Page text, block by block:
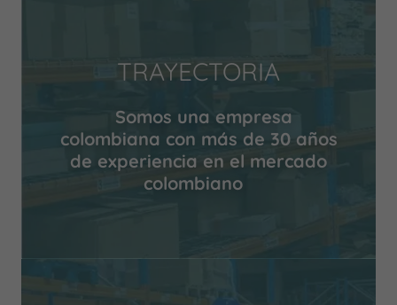
TRAYECTORIA
Somos una empresa
colombiana con más de 30 años
de experiencia en el mercado
colombiano